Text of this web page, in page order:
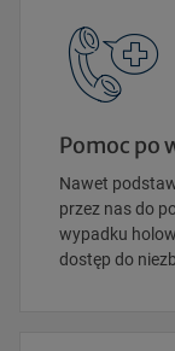
Pomoc po
Nawet
przez nas do
wypadku
dostęp do